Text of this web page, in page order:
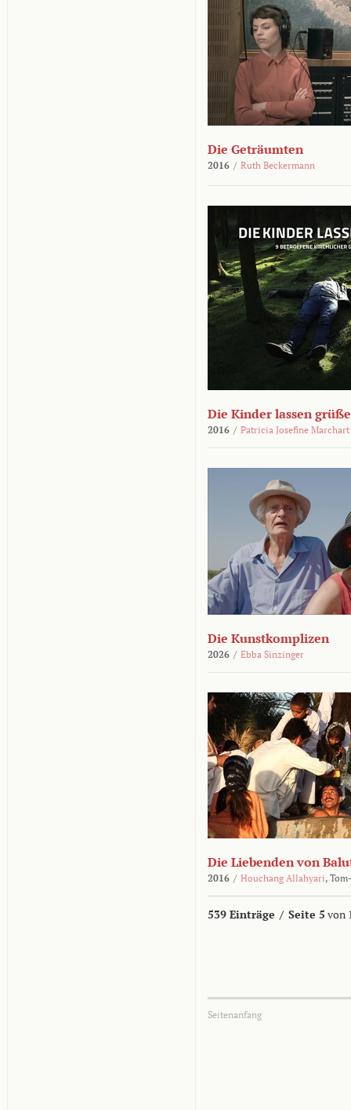
Die Geträumten
2016 / Ruth Beckermann
Die Kinder lassen
2016 / Patricia Josefine Marchart
Die Kunstkomplizen
2026 / Ebba Sinzinger
Die Liebenden von
2016 / Houchang Allahyari,
539 Einträge / Seite 5 von
Seitenanfang